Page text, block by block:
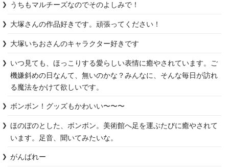
うちもマルチーズなのでそのよしみで！
大塚さんの作品好きです。頑張ってください！
大塚いちおさんのキャラクター好きです
いつ見ても、ほっこりする愛らしい表情に癒やされています。ご
機嫌斜めの日なんて、無いのかな？みんなに、そんな毎日が訪れ
る魔法をかけて欲しいです。
ボンボン！グッズもかわいい〜〜〜
ほのぼのとした、ボンボン。美術館へ足を運ぶたびに癒やされて
います。足音、聞いてみたいな。
がんばれー